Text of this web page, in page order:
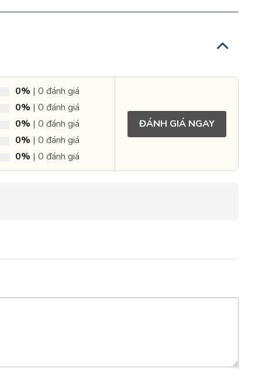
0% | 0 đánh giá
0% | 0 đánh giá
0% | 0 đánh giá
0% | 0 đánh giá
0% | 0 đánh giá
ĐÁNH GIÁ NGAY